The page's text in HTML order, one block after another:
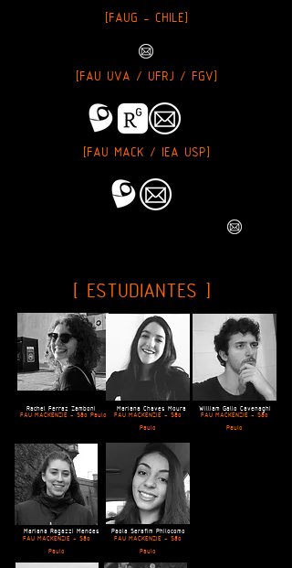
[FAUG - CHILE]
[FAU UVA / UFRJ / FGV]
[FAU MACK / IEA USP]
[ ESTUDIANTES ]
Rachel Ferraz Zamboni
FAU MACKENZIE - São Paulo
Mariana Chaves Moura
FAU MACKENZIE - São
Paulo
William Gallo Cavenaghi
FAU MACKENZIE - São
Paulo
Mariana Ragazzi Mendes
FAU MACKENZIE - São
Paulo
Paola Serafim Philocomo
FAU MACKENZIE - São
Paulo